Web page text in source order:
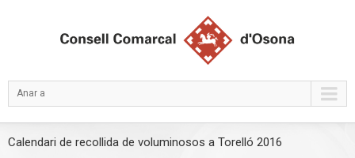
Anar a
Calendari de recollida de voluminosos a Torelló 2016